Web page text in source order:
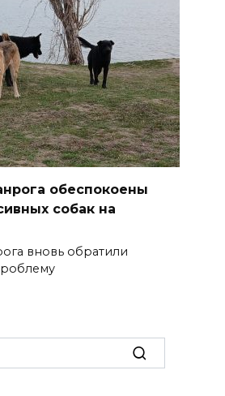
обеспокоены
собак на
вновь обратили